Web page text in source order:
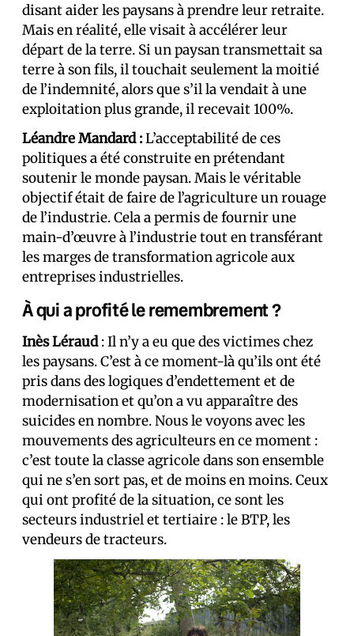
disant aider les paysans à prendre leur retraite.
Mais en réalité, elle visait à accélérer leur
départ de la terre. Si un paysan transmettait sa
terre à son fils, il touchait seulement la moitié
de l’indemnité, alors que s’il la vendait à une
exploitation plus grande, il recevait 100%.
Léandre Mandard :L’acceptabilité de ces
politiques a été construite en prétendant
soutenir le monde paysan. Mais le véritable
objectif était de faire de l’agriculture un rouage
de l’industrie. Cela a permis de fournir une
main-d’œuvre à l’industrie tout en transférant
les marges de transformation agricole aux
entreprises industrielles.
À qui a profité le remembrement ?
Inès Léraud: Il n’y a eu que des victimes chez
les paysans. C’est à ce moment-là qu’ils ont été
pris dans des logiques d’endettement et de
modernisation et qu’on a vu apparaître des
suicides en nombre. Nous le voyons avec les
mouvements des agriculteurs en ce moment :
c’est toute la classe agricole dans son ensemble
qui ne s’en sort pas, et de moins en moins. Ceux
qui ont profité de la situation, ce sont les
secteurs industriel et tertiaire : le BTP, les
vendeurs de tracteurs.